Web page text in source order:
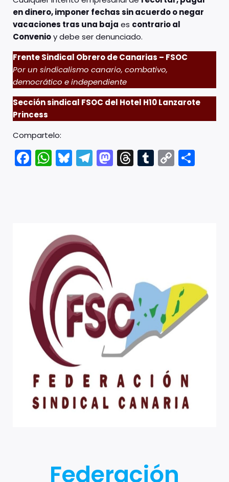
en dinero, imponer fechas sin acuerdo o negar
vacaciones tras una baja es contrario al
Convenioy debe ser denunciado.
Frente Sindical Obrero de Canarias – FSOC
Por un sindicalismo canario, combativo,
democrático e independiente
Sección sindical FSOC del Hotel H10 Lanzarote
Princess
Compartelo:
Fac
Wh
Blu
Tel
Ma
Thr
Tu
Co
Federación